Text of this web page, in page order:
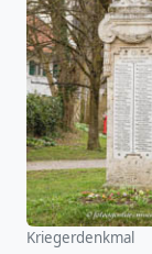
Kriegerdenkmal